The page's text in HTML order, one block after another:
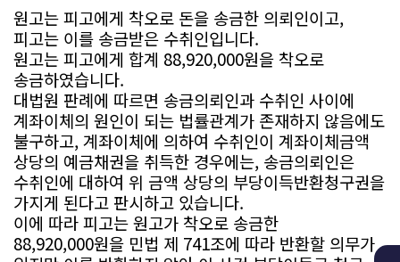
원고는 피고에게 착오로 돈을 송금한 의뢰인이고,
피고는 이를 송금받은 수취인입니다.
원고는 피고에게 합계 88,920,000원을 착오로
송금하였습니다.
대법원 판례에 따르면 송금의뢰인과 수취인 사이에
계좌이체의 원인이 되는 법률관계가 존재하지 않음에도
불구하고, 계좌이체에 의하여 수취인이 계좌이체금액
상당의 예금채권을 취득한 경우에는, 송금의뢰인은
수취인에 대하여 위 금액 상당의 부당이득반환청구권을
가지게 된다고 판시하고 있습니다.
이에 따라 피고는 원고가 착오로 송금한
88,920,000원을 민법 제 741조에 따라 반환할 의무가